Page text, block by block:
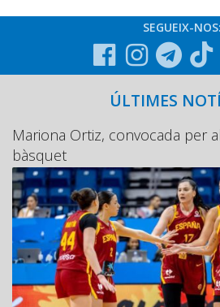
SEGUEIX-NOS:
ÚLTIMES
Mariona Ortiz, convocada per
bàsquet